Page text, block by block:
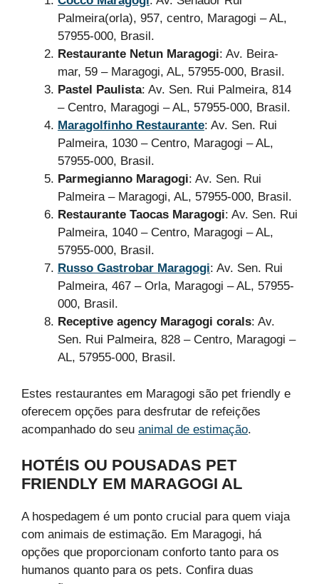
Palmeira(orla), 957, centro, Maragogi – AL,
57955-000, Brasil.
Restaurante Netun Maragogi: Av. Beira-
mar, 59 – Maragogi, AL, 57955-000, Brasil.
Pastel Paulista: Av. Sen. Rui Palmeira, 814
– Centro, Maragogi – AL, 57955-000, Brasil.
Maragolfinho Restaurante: Av. Sen. Rui
Palmeira, 1030 – Centro, Maragogi – AL,
57955-000, Brasil.
Parmegianno Maragogi: Av. Sen. Rui
Palmeira – Maragogi, AL, 57955-000, Brasil.
Restaurante Taocas Maragogi: Av. Sen. Rui
Palmeira, 1040 – Centro, Maragogi – AL,
57955-000, Brasil.
Russo Gastrobar Maragogi: Av. Sen. Rui
Palmeira, 467 – Orla, Maragogi – AL, 57955-
000, Brasil.
Receptive agency Maragogi corals: Av.
Sen. Rui Palmeira, 828 – Centro, Maragogi –
AL, 57955-000, Brasil.
Estes restaurantes em Maragogi são pet friendly e
oferecem opções para desfrutar de refeições
acompanhado do seu animal de estimação.
HOTÉIS OU POUSADAS PET
FRIENDLY EM MARAGOGI AL
A hospedagem é um ponto crucial para quem viaja
com animais de estimação. Em Maragogi, há
opções que proporcionam conforto tanto para os
humanos quanto para os pets. Confira duas